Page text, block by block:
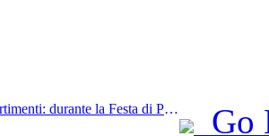
Prev:Nove dipartimenti: durante la Festa di Primavera, le catene alberghiere e le case vacanze boutique offriranno misure preferenziali.
Go